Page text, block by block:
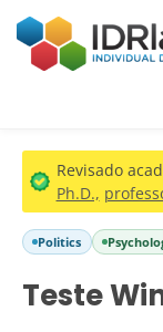
Revisado
Ph.D.,
Politics
Teste